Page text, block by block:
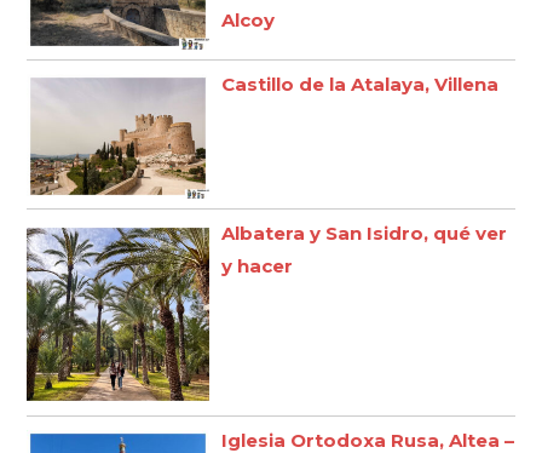
Alcoy
Castillo de la Atalaya, Villena
Albatera y San Isidro, qué ver
y hacer
Iglesia Ortodoxa Rusa, Altea –